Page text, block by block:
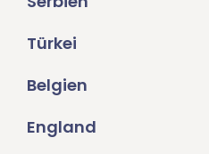
Türkei
Belgien
England